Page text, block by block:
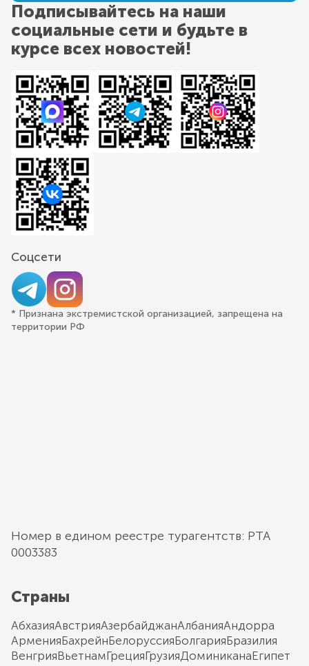
Подписывайтесь на наши
социальные сети и будьте в
курсе всех новостей!
Соцсети
* Признана экстремистской организацией, запрещена на
территории РФ
Номер в едином реестре турагентств: РТА
0003383
Страны
АбхазияАвстрияАзербайджанАлбанияАндорра
АрменияБахрейнБелоруссияБолгарияБразилия
ВенгрияВьетнамГрецияГрузияДоминиканаЕгипет